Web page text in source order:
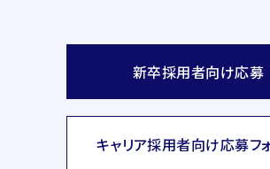
新卒採用者向け応募
キャリア採用者向け応募フ